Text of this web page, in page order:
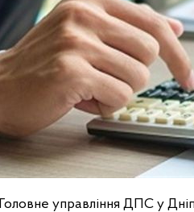
Головне управління ДПС у